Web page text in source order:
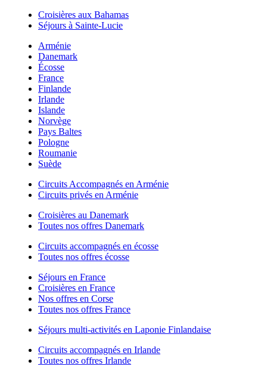
Croisières aux Bahamas
Séjours à Sainte-Lucie
Arménie
Danemark
Écosse
France
Finlande
Irlande
Islande
Norvège
Pays Baltes
Pologne
Roumanie
Suède
Circuits Accompagnés en Arménie
Circuits privés en Arménie
Croisières au Danemark
Toutes nos offres Danemark
Circuits accompagnés en écosse
Toutes nos offres écosse
Séjours en France
Croisières en France
Nos offres en Corse
Toutes nos offres France
Séjours multi-activités en Laponie Finlandaise
Circuits accompagnés en Irlande
Toutes nos offres Irlande